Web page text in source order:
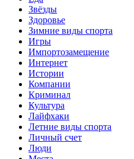
Звёзды
Здоровье
Зимние виды спорта
Игры
Импортозамещение
Интернет
Истории
Компании
Криминал
Культура
Лайфхаки
Летние виды спорта
Личный счет
Люди